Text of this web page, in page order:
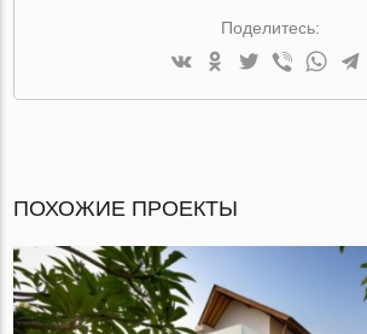
Поделитесь:
ПОХОЖИЕ ПРОЕКТЫ